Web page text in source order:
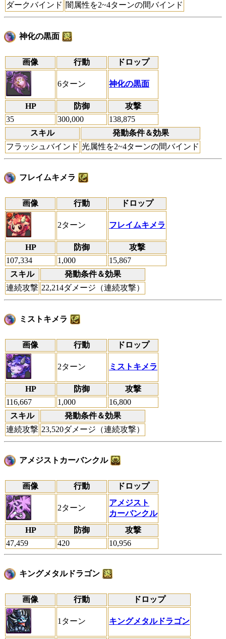
ダークバインド 闇属性を2~4ターンの間バインド
神化の黒面
画像 行動 ドロップ
6ターン 神化の黒面
HP 防御
攻撃
35
300,000
138,875
スキル
発動条件＆効果
フラッシュバインド 光属性を2~4ターンの間バインド
フレイムキメラ
画像 行動 ドロップ
2ターン フレイムキメラ
HP 防御
攻撃
107,334
1,000
15,867
スキル
発動条件＆効果
連続攻撃 22,214ダメージ（連続攻撃）
ミストキメラ
画像 行動 ドロップ
2ターン ミストキメラ
HP 防御
攻撃
116,667
1,000
16,800
スキル
発動条件＆効果
連続攻撃 23,520ダメージ（連続攻撃）
アメジストカーバンクル
画像 行動 ドロップ
2ターン
アメジスト
カーバンクル
HP
防御
攻撃
47,459
420 10,956
キングメタルドラゴン
画像 行動 ドロップ
1ターン キングメタルドラゴン